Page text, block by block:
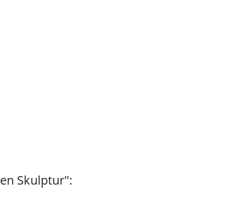
Skulptur":